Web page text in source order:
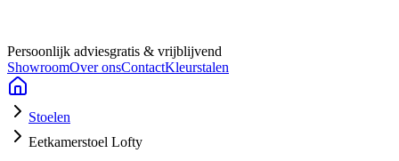
Persoonlijk adviesgratis & vrijblijvend
ShowroomOver onsContactKleurstalen
Stoelen
Eetkamerstoel Lofty